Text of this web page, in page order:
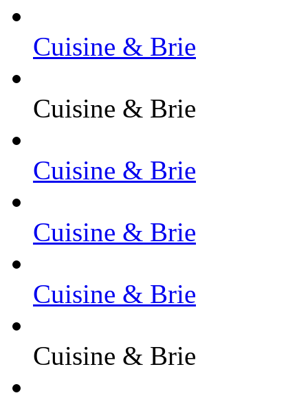
Cuisine & Brie
Cuisine & Brie
Cuisine & Brie
Cuisine & Brie
Cuisine & Brie
Cuisine & Brie